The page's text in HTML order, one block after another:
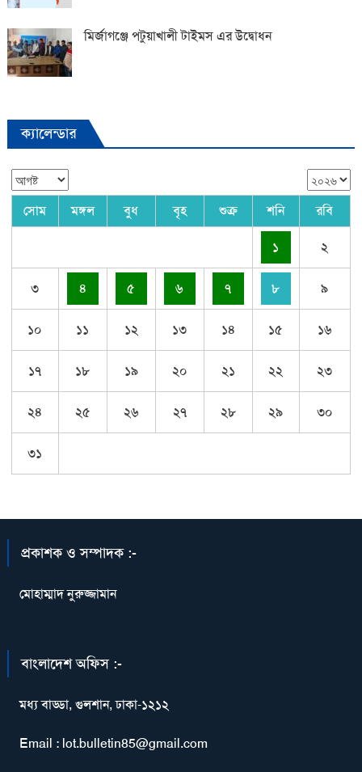
মির্জাগঞ্জে পটুয়াখালী টাইমস এর উদ্বোধন
ক্যালেন্ডার
সোম মঙ্গল বুধ বৃহ শুক্র শনি রবি
১ ২
৩ ৪ ৫ ৬ ৭ ৮ ৯
১০ ১১ ১২ ১৩ ১৪ ১৫ ১৬
১৭ ১৮ ১৯ ২০ ২১ ২২ ২৩
২৪ ২৫ ২৬ ২৭ ২৮ ২৯ ৩০
৩১
প্রকাশক ও সম্পাদক :-
মোহাম্মাদ নুরুজ্জামান
বাংলাদেশ অফিস :-
মধ্য বাড্ডা, গুলশান, ঢাকা-১২১২
Email : lot.bulletin85@gmail.com